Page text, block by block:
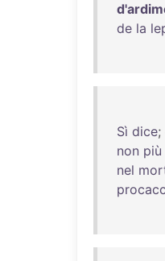
de la
Sì dice;
non più
nel